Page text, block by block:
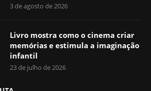
3 de agosto de 2026
Livro mostra como o cinema criar
memórias e estimula a imaginação
infantil
23 de julho de 2026